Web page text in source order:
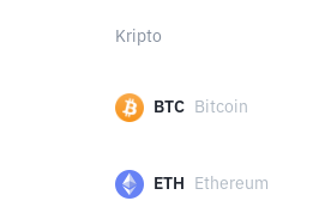
Kripto
BTC Bitcoin
ETH Ethereum